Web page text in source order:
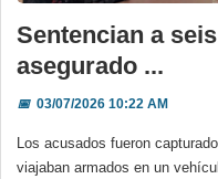
Sentencian a
asegurado ...
📅03/07/2026 10:22 AM
Los acusados fueron
viajaban armados en un